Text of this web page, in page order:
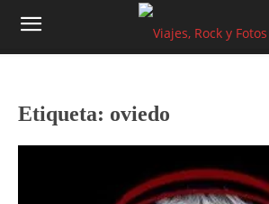
Etiqueta: oviedo